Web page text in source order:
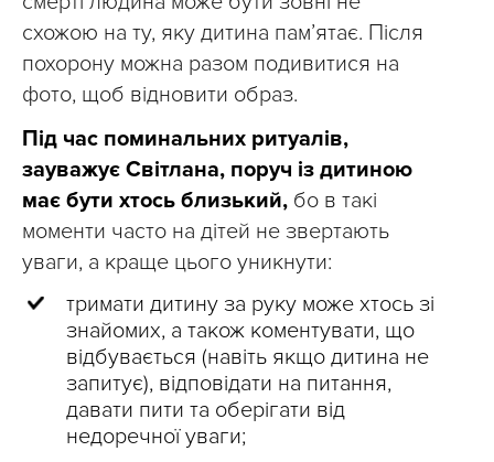
схожою на ту, яку дитина пам’ятає. Після
похорону можна разом подивитися на
фото, щоб відновити образ.
Під час поминальних ритуалів,
зауважує Світлана, поруч із дитиною
має бути хтось близький, бо в такі
моменти часто на дітей не звертають
уваги, а краще цього уникнути:
тримати дитину за руку може хтось зі
знайомих, а також коментувати, що
відбувається (навіть якщо дитина не
запитує), відповідати на питання,
давати пити та оберігати від
недоречної уваги;